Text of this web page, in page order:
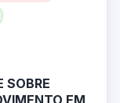
SOBRE
EM